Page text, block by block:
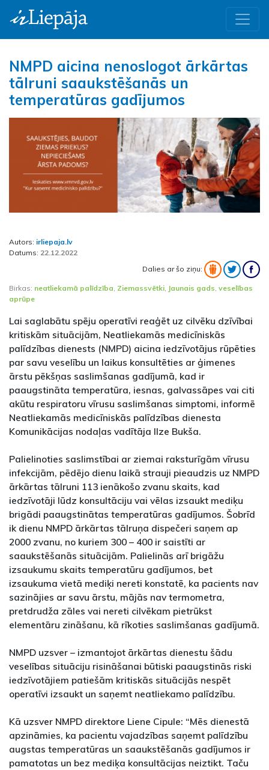
NMPD aicina nenoslogot ārkārtas
tālruni saaukstēšanās un
temperatūras gadījumos
Autors: irliepaja.lv
Datums: 22.12.2022
Dalies ar šo ziņu:
Birkas: neatliekamā palīdzība, Ziemassvētki, Jaunais gads, veselības
aprūpe
Lai saglabātu spēju operatīvi reaģēt uz cilvēku dzīvībai
kritiskām situācijām, Neatliekamās medicīniskās
palīdzības dienests (NMPD) aicina iedzīvotājus rūpēties
par savu veselību un laikus konsultēties ar ģimenes
ārstu pēkšņas saslimšanas gadījumā, kad ir
paaugstināta temperatūra, iesnas, galvassāpes vai citi
akūtu respiratoru vīrusu saslimšanas simptomi, informē
Neatliekamās medicīniskās palīdzības dienesta
Komunikācijas nodaļas vadītāja Ilze Bukša.
Palielinoties saslimstībai ar ziemai raksturīgām vīrusu
infekcijām, pēdējo dienu laikā strauji pieaudzis uz NMPD
ārkārtas tālruni 113 ienākošo zvanu skaits, kad
iedzīvotāji lūdz konsultāciju vai vēlas izsaukt mediķu
brigādi paaugstinātas temperatūras gadījumos. Šobrīd
ik dienu NMPD ārkārtas tālruņa dispečeri saņem ap
2000 zvanu, no kuriem 300 – 400 ir saistīti ar
saaukstēšanās situācijām. Palielinās arī brigāžu
izsaukumu skaits temperatūru gadījumos, bet
izsaukuma vietā mediķi nereti konstatē, ka pacients nav
sazinājies ar savu ārstu, mājās nav termometra,
pretdrudža zāles vai nereti cilvēkam pietrūkst
elementāru zināšanu, kā rīkoties saslimšanas gadījumā.
NMPD uzsver – izmantojot ārkārtas dienestu šādu
veselības situāciju risināšanai būtiski paaugstinās riski
iedzīvotājiem patiešām kritiskās situācijās nespēt
operatīvi izsaukt un saņemt neatliekamo palīdzību.
Kā uzsver NMPD direktore Liene Cipule: “Mēs dienestā
apzināmies, ka pacientu vajadzības saņemt palīdzību
augstas temperatūras un saaukstēšanās gadījumos ir
pamatotas un bez mediķa konsultācijas neiztikt. Taču